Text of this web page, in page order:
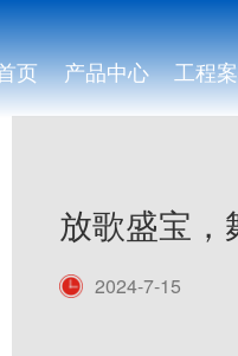
页 产品中心 工程
放歌盛宝，
2024-7-15